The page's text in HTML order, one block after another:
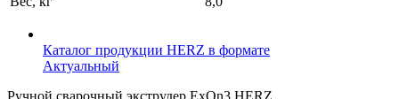
Каталог продукции HERZ в формате
Актуальный
Ручной сварочный экструдер ExOn3 HERZ